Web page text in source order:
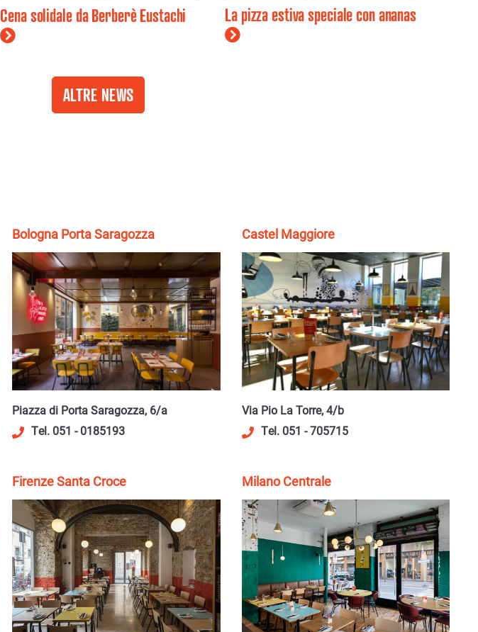
Cena solidale da Berberè Eustachi La pizza estiva speciale con ananas
ALTRE NEWS
Bologna Porta Saragozza
Piazza di Porta Saragozza, 6/a
Tel. 051 - 0185193
Castel Maggiore
Via Pio La Torre, 4/b
Tel. 051 - 705715
Firenze Santa Croce Milano Centrale